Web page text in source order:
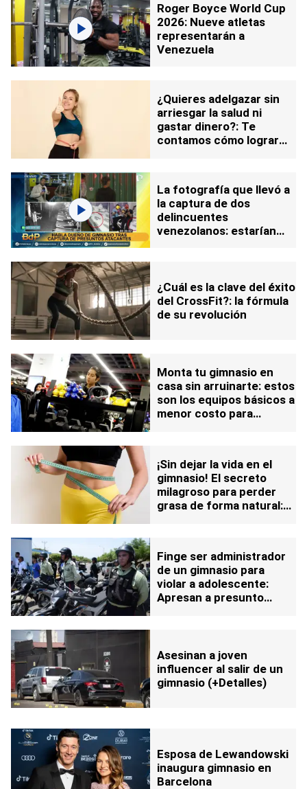
Roger Boyce World Cup
2026: Nueve atletas
representarán a
Venezuela
¿Quieres adelgazar sin
arriesgar la salud ni
gastar dinero?: Te
contamos cómo lograr
La fotografía que llevó a
la captura de dos
delincuentes
venezolanos: estarían
¿Cuál es la clave del éxito
del CrossFit?: la fórmula
de su revolución
Monta tu gimnasio en
casa sin arruinarte: estos
son los equipos básicos a
menor costo para
¡Sin dejar la vida en el
gimnasio! El secreto
milagroso para perder
grasa de forma natural:
Finge ser administrador
de un gimnasio para
violar a adolescente:
Apresan a presunto
Asesinan a joven
influencer al salir de un
gimnasio (+Detalles)
Esposa de Lewandowski
inaugura gimnasio en
Barcelona